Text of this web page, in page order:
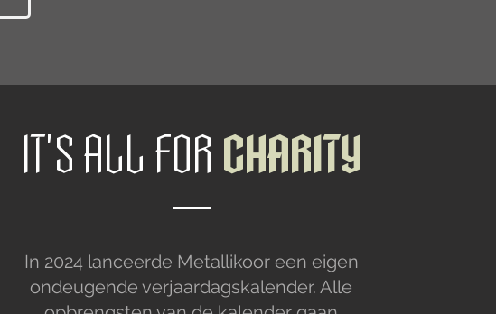
IT'S ALL FOR CHARITY
In 2024 lanceerde Metallikoor een eigen
ondeugende verjaardagskalender. Alle